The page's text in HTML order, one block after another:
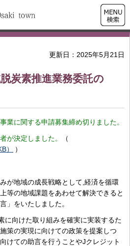
検索・
共通メ
ニュー
更新日：2025年5月21日
炭素推進業務委託の
業に関する申請募集締め切りました。
が決定しました。
（
）
）
が地域の成長戦略として,経済を循環
等の地域課題をあわせて解決できると
」をいたしました。
に向けた取り組みを確実に実装するた
策の実現に向けての政策を提案しつ
けての助言を行うことやJクレジット